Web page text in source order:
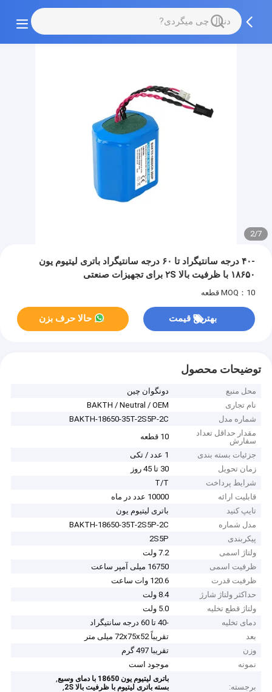
2/7
-۴۰ درجه سانتیگراد تا ۶۰ درجه سانتیگراد باتری لیتیوم یون
۱۸۶۵۰ با ظرفیت بالا ۲S برای تجهیزات صنعتی
MOQ：10 قطعه
بهترین قیمت حالا حرف بزن
توضیحات محصول
محل منبع
دونگوان چین
نام تجاری
BAKTH / Neutral / OEM
شماره مدل
BAKTH-18650-35T-2S5P-2C
مقدار حداقل تعداد
سفارش
10 قطعه
جزئیات بسته بندی
1 عدد / تکی
زمان تحویل
30 تا 45 روز
شرایط پرداخت
T/T
قابلیت ارائه
10000 عدد در ماه
تایپ کنید
باتری لیتیوم یون
مدل شماره
BAKTH-18650-35T-2S5P-2C
پیکربندی
2S5P
ولتاژ اسمی
7.2 ولت
ظرفیت اسمی
16750 میلی آمپر ساعت
ظرفیت قدرت
120.6 وات ساعت
حداکثر ولتاژ شارژ
8.4 ولت
ولتاژ قطع تخلیه
5.0 ولت
دمای تخلیه
-40 تا 60 درجه سانتیگراد
بعد
تقریباً 72x75x52 میلی متر
وزن
تقریبا 497 گرم
نمونه
موجود است
برجسته:
باتری لیتیوم یون 18650 با دمای وسیع ,
بسته باتری لیتیوم با ظرفیت بالا 2S ,